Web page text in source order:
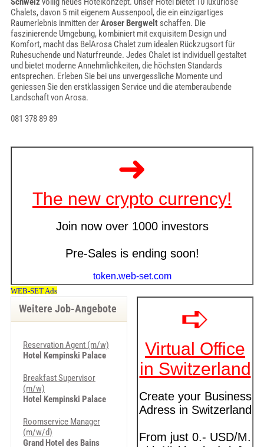
Chalets, davon 5 mit eigenem Aussenpool, die ein einzigartiges
Raumerlebnis inmitten derAroser Bergweltschaffen. Die
faszinierende Umgebung, kombiniert mit exquisitem Design und
Komfort, macht das BelArosa Chalet zum idealen Rückzugsort für
Ruhesuchende und Naturfreunde. Jedes Chalet ist individuell gestaltet
und bietet moderne Annehmlichkeiten, die höchsten Standards
entsprechen. Erleben Sie bei uns unvergessliche Momente und
geniessen Sie den erstklassigen Service und die atemberaubende
Landschaft von Arosa.
081 378 89 89
Weitere Job-Angebote
Reservation Agent (m/w)
Hotel Kempinski Palace
Breakfast Supervisor
(m/w)
Hotel Kempinski Palace
Roomservice Manager
(m/w/d)
Grand Hotel des Bains